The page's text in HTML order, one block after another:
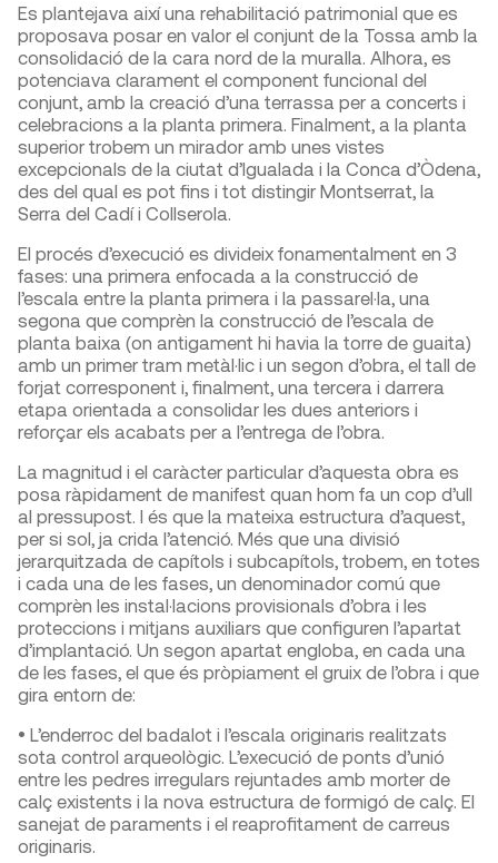
Es plantejava així una rehabilitació patrimonial que es
proposava posar en valor el conjunt de la Tossa amb la
consolidació de la cara nord de la muralla. Alhora, es
potenciava clarament el component funcional del
conjunt, amb la creació d’una terrassa per a concerts i
celebracions a la planta primera. Finalment, a la planta
superior trobem un mirador amb unes vistes
excepcionals de la ciutat d’Igualada i la Conca d’Òdena,
des del qual es pot fins i tot distingir Montserrat, la
Serra del Cadí i Collserola.
El procés d’execució es divideix fonamentalment en 3
fases: una primera enfocada a la construcció de
l’escala entre la planta primera i la passarel·la, una
segona que comprèn la construcció de l’escala de
planta baixa (on antigament hi havia la torre de guaita)
amb un primer tram metàl·lic i un segon d’obra, el tall de
forjat corresponent i, finalment, una tercera i darrera
etapa orientada a consolidar les dues anteriors i
reforçar els acabats per a l’entrega de l’obra.
La magnitud i el caràcter particular d’aquesta obra es
posa ràpidament de manifest quan hom fa un cop d’ull
al pressupost. I és que la mateixa estructura d’aquest,
per si sol, ja crida l’atenció. Més que una divisió
jerarquitzada de capítols i subcapítols, trobem, en totes
i cada una de les fases, un denominador comú que
comprèn les instal·lacions provisionals d’obra i les
proteccions i mitjans auxiliars que configuren l’apartat
d’implantació. Un segon apartat engloba, en cada una
de les fases, el que és pròpiament el gruix de l’obra i que
gira entorn de:
• L’enderroc del badalot i l’escala originaris realitzats
sota control arqueològic. L’execució de ponts d’unió
entre les pedres irregulars rejuntades amb morter de
calç existents i la nova estructura de formigó de calç. El
sanejat de paraments i el reaprofitament de carreus
originaris.